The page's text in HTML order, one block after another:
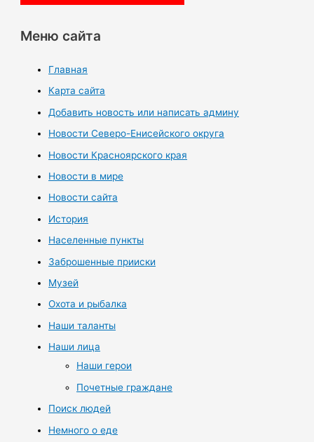
Меню сайта
Главная
Карта сайта
Добавить новость или написать админу
Новости Северо-Енисейского округа
Новости Красноярского края
Новости в мире
Новости сайта
История
Населенные пункты
Заброшенные прииски
Музей
Охота и рыбалка
Наши таланты
Наши лица
Наши герои
Почетные граждане
Поиск людей
Немного о еде